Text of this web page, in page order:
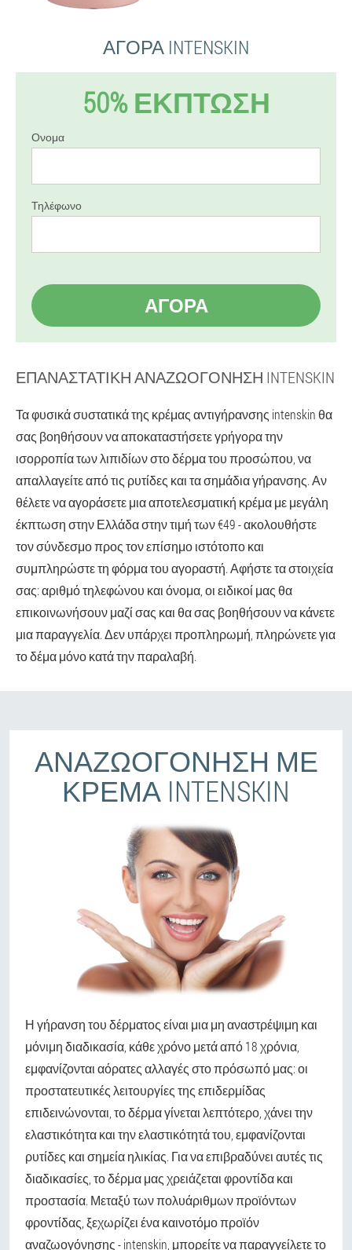
ΑΓΟΡΆ INTENSKIN
50% ΕΚΠΤΩΣΗ
Ονομα
Τηλέφωνο
ΑΓΟΡΆ
ΕΠΑΝΑΣΤΑΤΙΚΉ ΑΝΑΖΩΟΓΌΝΗΣΗ INTENSKIN
Τα φυσικά συστατικά της κρέμας αντιγήρανσης intenskin θα
σας βοηθήσουν να αποκαταστήσετε γρήγορα την
ισορροπία των λιπιδίων στο δέρμα του προσώπου, να
απαλλαγείτε από τις ρυτίδες και τα σημάδια γήρανσης. Αν
θέλετε να αγοράσετε μια αποτελεσματική κρέμα με μεγάλη
έκπτωση στην Ελλάδα στην τιμή των €49 - ακολουθήστε
τον σύνδεσμο προς τον επίσημο ιστότοπο και
συμπληρώστε τη φόρμα του αγοραστή. Αφήστε τα στοιχεία
σας: αριθμό τηλεφώνου και όνομα, οι ειδικοί μας θα
επικοινωνήσουν μαζί σας και θα σας βοηθήσουν να κάνετε
μια παραγγελία. Δεν υπάρχει προπληρωμή, πληρώνετε για
το δέμα μόνο κατά την παραλαβή.
ΑΝΑΖΩΟΓΌΝΗΣΗ ΜΕ
ΚΡΈΜΑ INTENSKIN
Η γήρανση του δέρματος είναι μια μη αναστρέψιμη και
μόνιμη διαδικασία, κάθε χρόνο μετά από 18 χρόνια,
εμφανίζονται αόρατες αλλαγές στο πρόσωπό μας: οι
προστατευτικές λειτουργίες της επιδερμίδας
επιδεινώνονται, το δέρμα γίνεται λεπτότερο, χάνει την
ελαστικότητα και την ελαστικότητά του, εμφανίζονται
ρυτίδες και σημεία ηλικίας. Για να επιβραδύνει αυτές τις
διαδικασίες, το δέρμα μας χρειάζεται φροντίδα και
προστασία. Μεταξύ των πολυάριθμων προϊόντων
φροντίδας, ξεχωρίζει ένα καινοτόμο προϊόν
αναζωογόνησης - intenskin, μπορείτε να παραγγείλετε το